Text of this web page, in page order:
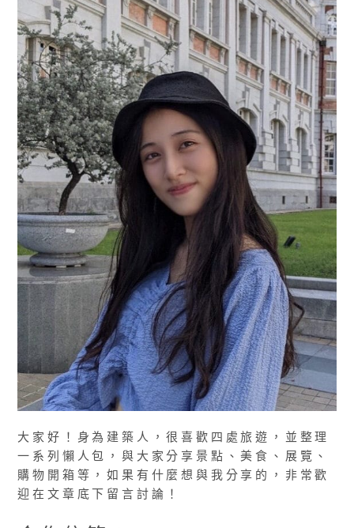
光
山
色
的
療
癒
步
道，
不
收
門
票、
免
費
停
車
攻
略〉
中
大家好！身為建築人，很喜歡四處旅遊，並整理
一系列懶人包，與大家分享景點、美食、展覽、
購物開箱等，如果有什麼想與我分享的，非常歡
迎在文章底下留言討論！